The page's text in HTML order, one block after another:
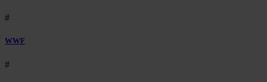
#
WWF
#